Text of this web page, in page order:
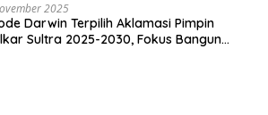
2025
Darwin Terpilih Aklamasi Pimpin
Sultra 2025-2030, Fokus Bangun